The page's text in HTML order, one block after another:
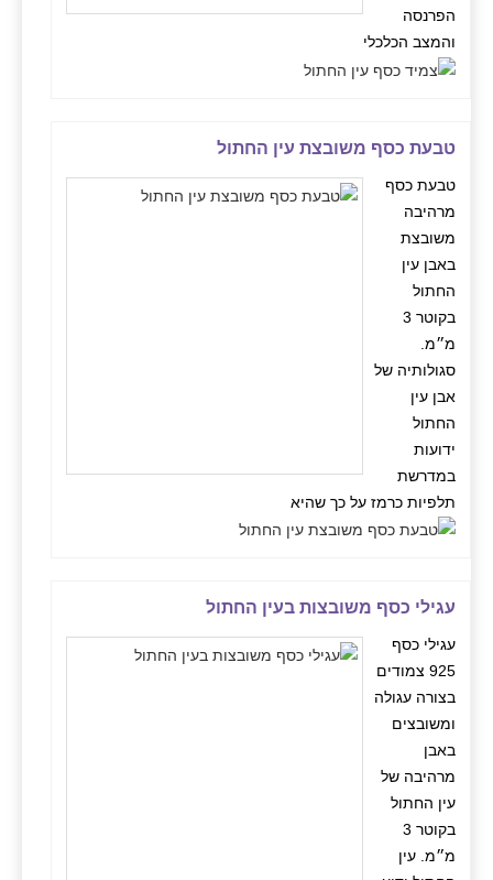
הפרנסה
והמצב הכלכלי
טבעת כסף משובצת עין החתול
טבעת כסף
מרהיבה
משובצת
באבן עין
החתול
בקוטר 3
מ״מ.
סגולותיה של
אבן עין
החתול
ידועות
במדרשת
תלפיות כרמז על כך שהיא
עגילי כסף משובצות בעין החתול
עגילי כסף
925 צמודים
בצורה עגולה
ומשובצים
באבן
מרהיבה של
עין החתול
בקוטר 3
מ״מ. עין